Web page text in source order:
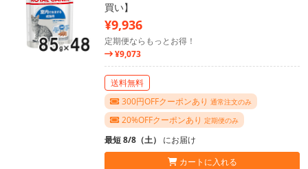
買い】
¥9,936
定期便ならもっとお得！
¥9,073
送料無料
300円OFFクーポンあり 通常注文のみ
20%OFFクーポンあり 定期便のみ
最短 8/8（土） にお届け
カートに入れる